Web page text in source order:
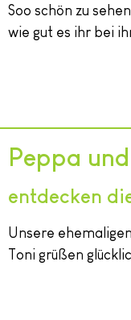
Soo schön zu
wie gut es ihr bei
Peppa
entdecken
Unsere
Toni grüßen